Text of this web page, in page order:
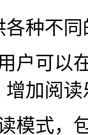
种不
户可以
加阅读
模式，